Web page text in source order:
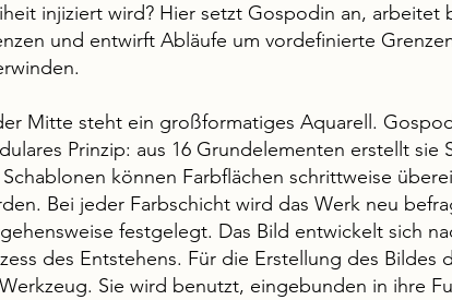
injiziert wird? Hier setzt Gospodin an, arbeitet
und entwirft Abläufe um vordefinierte
Mitte steht ein großformatiges Aquarell.
Prinzip: aus 16 Grundelementen erstellt sie
können Farbflächen schrittweise
Bei jeder Farbschicht wird das Werk neu
festgelegt. Das Bild entwickelt sich
des Entstehens. Für die Erstellung des Bildes
Sie wird benutzt, eingebunden in ihre